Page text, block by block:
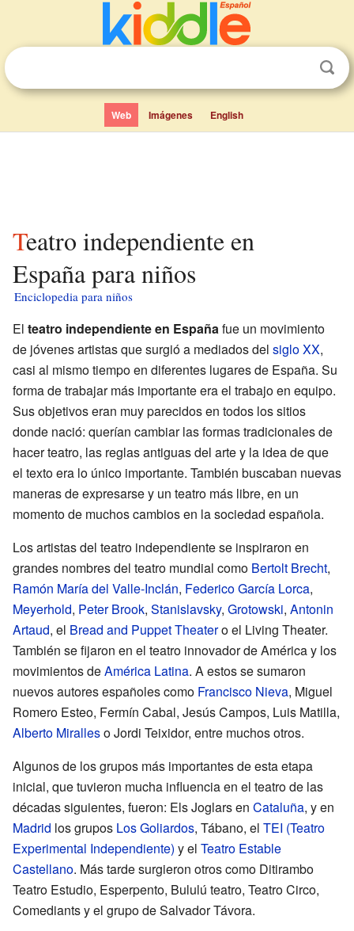
Web Imágenes English
Teatro independiente en
España para niños
Enciclopedia para niños
El teatro independiente en Españafue un movimiento
de jóvenes artistas que surgió a mediados del siglo XX,
casi al mismo tiempo en diferentes lugares de España. Su
forma de trabajar más importante era el trabajo en equipo.
Sus objetivos eran muy parecidos en todos los sitios
donde nació: querían cambiar las formas tradicionales de
hacer teatro, las reglas antiguas del arte y la idea de que
el texto era lo único importante. También buscaban nuevas
maneras de expresarse y un teatro más libre, en un
momento de muchos cambios en la sociedad española.
Los artistas del teatro independiente se inspiraron en
grandes nombres del teatro mundial como Bertolt Brecht,
Ramón María del Valle-Inclán, Federico García Lorca,
Meyerhold, Peter Brook, Stanislavsky, Grotowski, Antonin
Artaud, el Bread and Puppet Theatero el Living Theater.
También se fijaron en el teatro innovador de América y los
movimientos deAmérica Latina. A estos se sumaron
nuevos autores españoles como Francisco Nieva, Miguel
Romero Esteo, Fermín Cabal, Jesús Campos, Luis Matilla,
Alberto Miralleso Jordi Teixidor, entre muchos otros.
Algunos de los grupos más importantes de esta etapa
inicial, que tuvieron mucha influencia en el teatro de las
décadas siguientes, fueron: Els Joglars en Cataluña, y en
Madrid los grupos Los Goliardos, Tábano, el TEI (Teatro
Experimental Independiente) y el Teatro Estable
Castellano. Más tarde surgieron otros como Ditirambo
Teatro Estudio, Esperpento, Bululú teatro, Teatro Circo,
Comediants y el grupo de Salvador Távora.